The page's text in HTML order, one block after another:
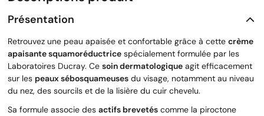
Présentation
Retrouvez une peau apaisée et confortable grâce à cette crème
apaisante squamoréductrice spécialement formulée par les
Laboratoires Ducray. Ce soin dermatologique agit efficacement
sur les peaux sébosquameuses du visage, notamment au niveau
du nez, des sourcils et de la lisière du cuir chevelu.
Sa formule associe des actifs brevetés comme la piroctone